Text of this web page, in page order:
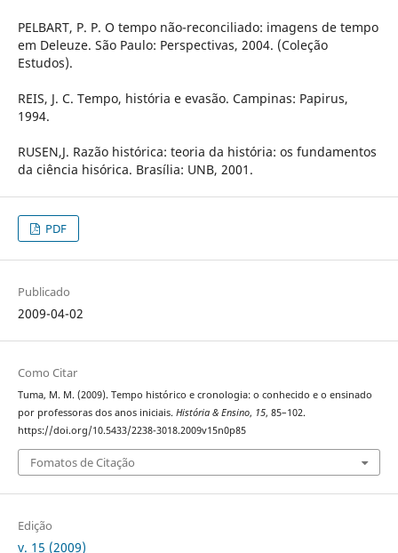
PELBART, P. P. O tempo não-reconciliado: imagens de tempo
em Deleuze. São Paulo: Perspectivas, 2004. (Coleção
Estudos).
REIS, J. C. Tempo, história e evasão. Campinas: Papirus,
1994.
RUSEN,J. Razão histórica: teoria da história: os fundamentos
da ciência hisórica. Brasília: UNB, 2001.
PDF
Publicado
2009-04-02
Como Citar
Tuma, M. M. (2009). Tempo histórico e cronologia: o conhecido e o ensinado
por professoras dos anos iniciais. História & Ensino, 15, 85–102.
https://doi.org/10.5433/2238-3018.2009v15n0p85
Fomatos de Citação
Edição
v. 15 (2009)